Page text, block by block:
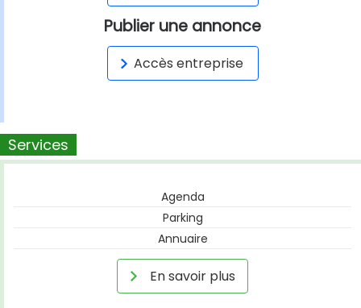
Publier une annonce
Accès entreprise
Services
Agenda
Parking
Annuaire
En savoir plus